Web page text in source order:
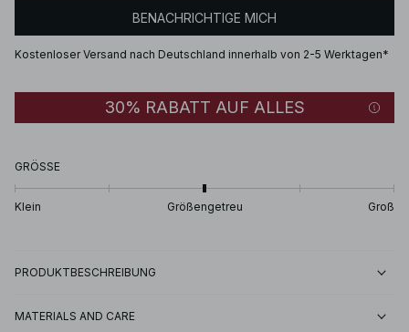
BENACHRICHTIGE MICH
Kostenloser Versand nach Deutschland innerhalb von 2-5 Werktagen*
30% RABATT AUF ALLES
GRÖSSE
Klein Größengetreu Groß
PRODUKTBESCHREIBUNG
MATERIALS AND CARE